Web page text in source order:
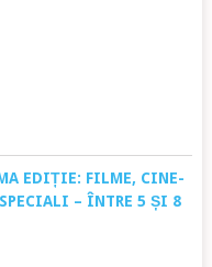
EDIȚIE: FILME, CINE-
– ÎNTRE 5 ȘI 8